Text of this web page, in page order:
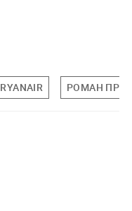
RYANAIR РОМАН